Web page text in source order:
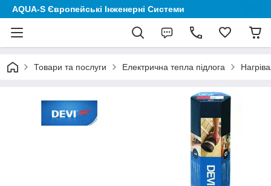
AQUA-S Європейські Інженерні Системи
Товари та послуги Електрична тепла підлога